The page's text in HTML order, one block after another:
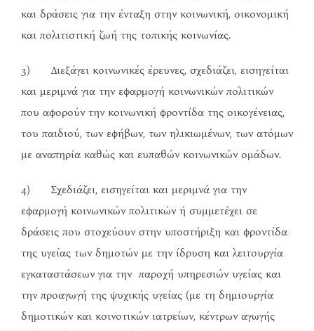
και δράσεις για την ένταξη στην κοινωνική, οικονομική
και πολιτιστική ζωή της τοπικής κοινωνίας.
3) Διεξάγει κοινωνικές έρευνες, σχεδιάζει, εισηγείται
και μεριμνά για την εφαρμογή κοινωνικών πολιτικών
που αφορούν την κοινωνική φροντίδα της οικογένειας,
του παιδιού, των εφήβων, των ηλικιωμένων, των ατόμων
με αναπηρία καθώς και ευπαθών κοινωνικών ομάδων.
4) Σχεδιάζει, εισηγείται και μεριμνά για την
εφαρμογή κοινωνικών πολιτικών ή συμμετέχει σε
δράσεις που στοχεύουν στην υποστήριξη και φροντίδα
της υγείας των δημοτών με την ίδρυση και λειτουργία
εγκαταστάσεων για την παροχή υπηρεσιών υγείας και
την προαγωγή της ψυχικής υγείας (με τη δημιουργία
δημοτικών και κοινοτικών ιατρείων, κέντρων αγωγής